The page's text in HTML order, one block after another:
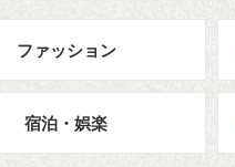
ファッション
宿泊・娯楽